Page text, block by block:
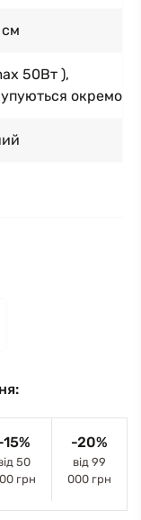
50Вт ),
окремо
15%
50
грн
-20%
від 99
000 грн